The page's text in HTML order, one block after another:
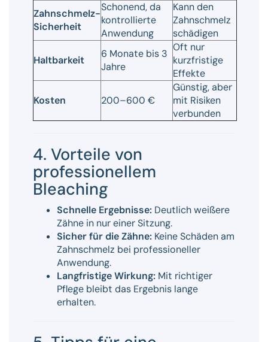
Zahnschmelz-
Sicherheit
Schonend, da
kontrollierte
Anwendung
Kann den
Zahnschmelz
schädigen
Haltbarkeit
6 Monate bis 3
Jahre
Oft nur
kurzfristige
Effekte
Kosten 200–600 €
Günstig, aber
mit Risiken
verbunden
4. Vorteile von
professionellem
Bleaching
Schnelle Ergebnisse: Deutlich weißere
Zähne in nur einer Sitzung.
Sicher für die Zähne: Keine Schäden am
Zahnschmelz bei professioneller
Anwendung.
Langfristige Wirkung: Mit richtiger
Pflege bleibt das Ergebnis lange
erhalten.